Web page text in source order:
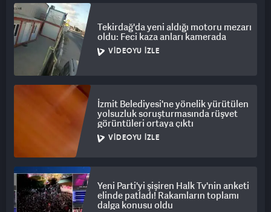
Tekirdağ'da yeni aldığı motoru mezarı
oldu: Feci kaza anları kamerada
VIDEOYU İZLE
İzmit Belediyesi'ne yönelik yürütülen
yolsuzluk soruşturmasında rüşvet
görüntüleri ortaya çıktı
VIDEOYU İZLE
Yeni Parti'yi şişiren Halk Tv'nin anketi
elinde patladı! Rakamların toplamı
dalga konusu oldu